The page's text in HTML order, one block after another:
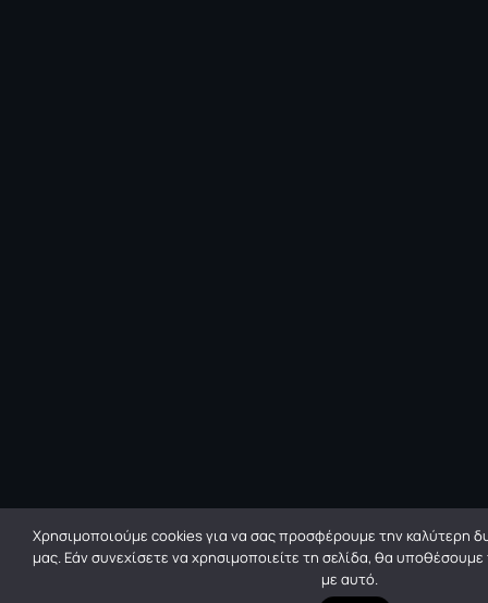
Χρησιμοποιούμε cookies για να σας προσφέρουμε την καλύτερη
μας. Εάν συνεχίσετε να χρησιμοποιείτε τη σελίδα, θα
με αυτό.